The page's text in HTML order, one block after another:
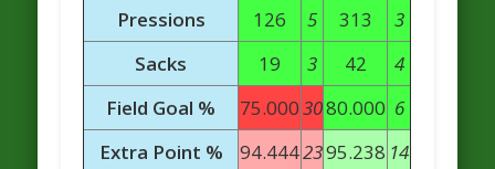
Pressions
126 5 313
3
Sacks
19 3 42
4
Field Goal %
75.0003080.000 6
Extra Point %
94.4442395.238 14